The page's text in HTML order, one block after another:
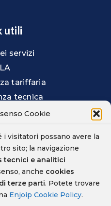
Cookie
visitatori possano avere la
sito; la navigazione
tecnici e analitici
anche cookies
terze parti. Potete trovare
Enjoip Cookie Policy.
utili
servizi
tariffaria
tecnica
offerte
e listini
Control